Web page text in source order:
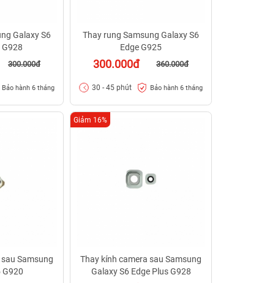
Galaxy S6
G928
300.000đ
Bảo hành 6 tháng
Thay rung Samsung Galaxy S6
Edge G925
300.000đ 360.000đ
30 - 45 phút Bảo hành 6 tháng
Samsung
G920
Thay kính camera sau Samsung
Galaxy S6 Edge Plus G928
Giảm 16%